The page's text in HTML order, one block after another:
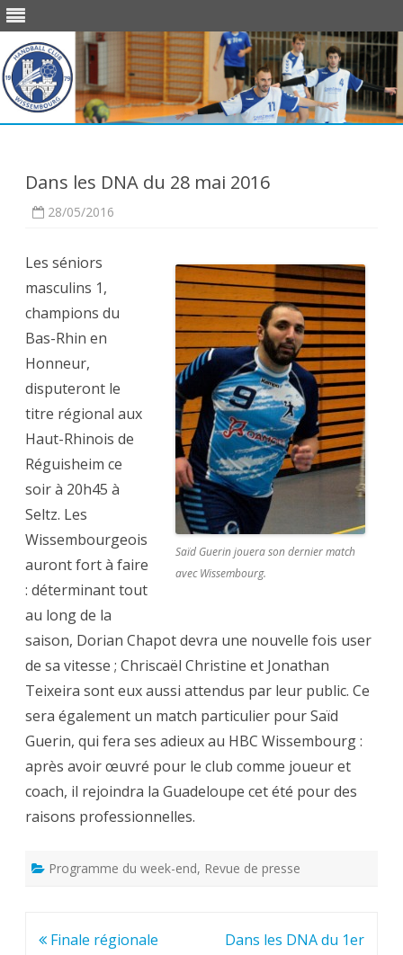
Dans les DNA du 28 mai 2016
28/05/2016
Saïd Guerin jouera son dernier match
avec Wissembourg.
Les séniors
masculins 1,
champions du
Bas-Rhin en
Honneur,
disputeront le
titre régional aux
Haut-Rhinois de
Réguisheim ce
soir à 20h45 à
Seltz. Les
Wissembourgeois
auront fort à faire
: déterminant tout
au long de la
saison, Dorian Chapot devra une nouvelle fois user
de sa vitesse ; Chriscaël Christine et Jonathan
Teixeira sont eux aussi attendus par leur public. Ce
sera également un match particulier pour Saïd
Guerin, qui fera ses adieux au HBC Wissembourg :
après avoir œuvré pour le club comme joueur et
coach, il rejoindra la Guadeloupe cet été pour des
raisons professionnelles.
Programme du week-end, Revue de presse
Navigation
Finale régionale
Dans les DNA du 1er